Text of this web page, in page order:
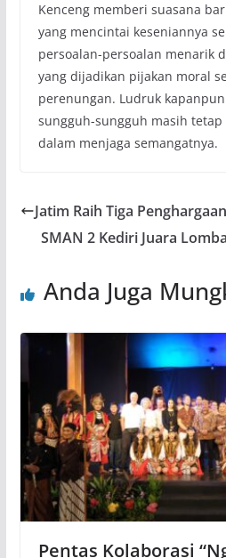
Kenceng memberi suasana
yang mencintai keseniannya
persoalan-persoalan menarik
yang dijadikan pijakan moral
perenungan. Ludruk
sungguh-sungguh masih
dalam menjaga semangatnya.
Jatim Raih Tiga
SMAN 2 Kediri Juara
Anda Juga
Pentas Kolaborasi